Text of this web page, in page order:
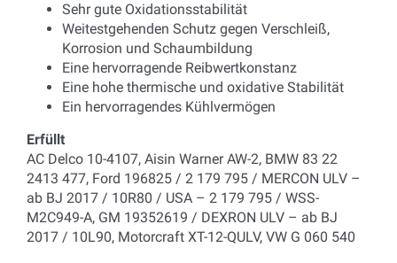
Sehr gute Oxidationsstabilität
Weitestgehenden Schutz gegen Verschleiß,
Korrosion und Schaumbildung
Eine hervorragende Reibwertkonstanz
Eine hohe thermische und oxidative Stabilität
Ein hervorragendes Kühlvermögen
Erfüllt
AC Delco 10-4107, Aisin Warner AW-2, BMW 83 22
2413 477, Ford 196825 / 2 179 795 / MERCON ULV –
ab BJ 2017 / 10R80 / USA – 2 179 795 / WSS-
M2C949-A, GM 19352619 / DEXRON ULV – ab BJ
2017 / 10L90, Motorcraft XT-12-QULV, VW G 060 540